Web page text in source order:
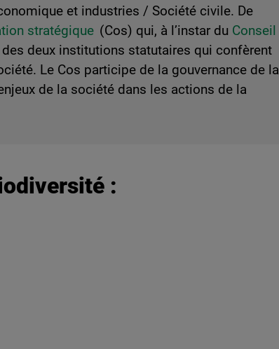
et industries / Société civile. De
stratégique (Cos) qui, à l’instar du Conseil
deux institutions statutaires qui confèrent
Le Cos participe de la gouvernance de la
de la société dans les actions de la
: